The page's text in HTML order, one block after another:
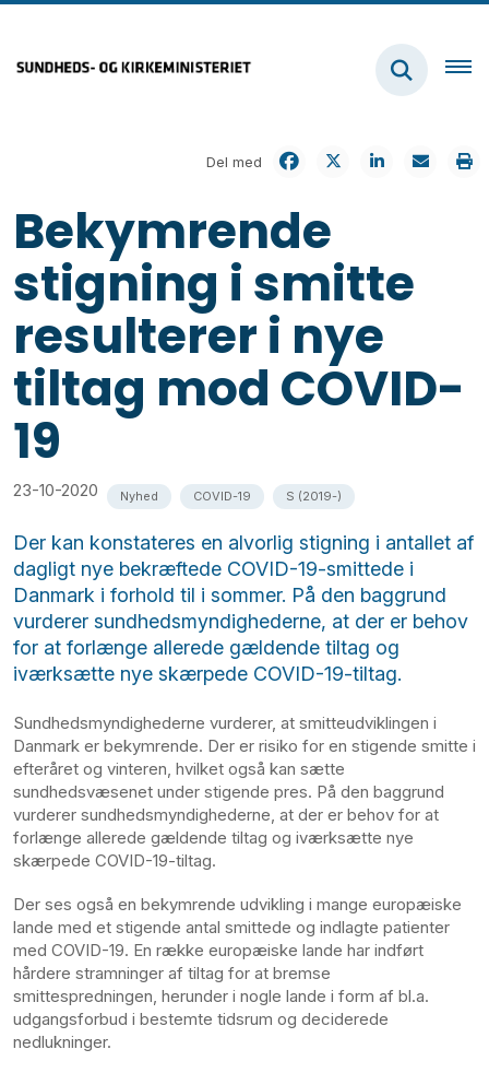
Del med
Bekymrende
stigning i smitte
resulterer i nye
tiltag mod COVID-
19
23-10-2020 Nyhed COVID-19 S (2019-)
Der kan konstateres en alvorlig stigning i antallet af
dagligt nye bekræftede COVID-19-smittede i
Danmark i forhold til i sommer. På den baggrund
vurderer sundhedsmyndighederne, at der er behov
for at forlænge allerede gældende tiltag og
iværksætte nye skærpede COVID-19-tiltag.
Sundhedsmyndighederne vurderer, at smitteudviklingen i
Danmark er bekymrende. Der er risiko for en stigende smitte i
efteråret og vinteren, hvilket også kan sætte
sundhedsvæsenet under stigende pres. På den baggrund
vurderer sundhedsmyndighederne, at der er behov for at
forlænge allerede gældende tiltag og iværksætte nye
skærpede COVID-19-tiltag.
Der ses også en bekymrende udvikling i mange europæiske
lande med et stigende antal smittede og indlagte patienter
med COVID-19. En række europæiske lande har indført
hårdere stramninger af tiltag for at bremse
smittespredningen, herunder i nogle lande i form af bl.a.
udgangsforbud i bestemte tidsrum og deciderede
nedlukninger.